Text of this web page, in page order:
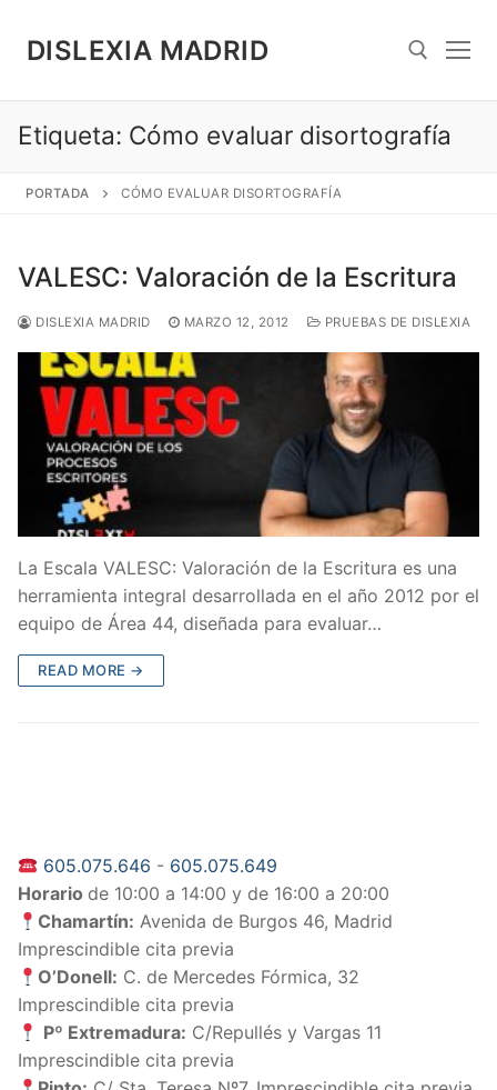
contenido
DISLEXIA MADRID
Search for:
Etiqueta: Cómo evaluar disortografía
PORTADA CÓMO EVALUAR DISORTOGRAFÍA
VALESC: Valoración de la Escritura
DISLEXIA MADRID MARZO 12, 2012 PRUEBAS DE DISLEXIA
La Escala VALESC: Valoración de la Escritura es una
herramienta integral desarrollada en el año 2012 por el
equipo de Área 44, diseñada para evaluar…
READ MORE →
605.075.646 - 605.075.649
Horario de 10:00 a 14:00 y de 16:00 a 20:00
Chamartín: Avenida de Burgos 46, Madrid
Imprescindible cita previa
O’Donell: C. de Mercedes Fórmica, 32
Imprescindible cita previa
Pº Extremadura: C/Repullés y Vargas 11
Imprescindible cita previa